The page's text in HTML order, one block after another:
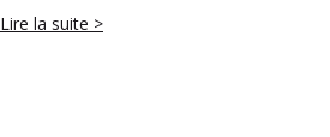
Lire la suite >